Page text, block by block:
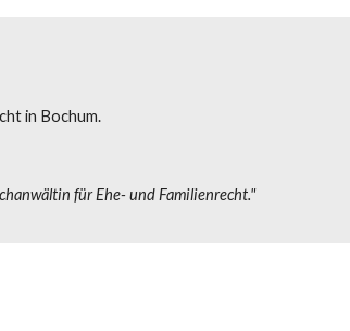
in Bochum.
für Ehe- und Familienrecht."